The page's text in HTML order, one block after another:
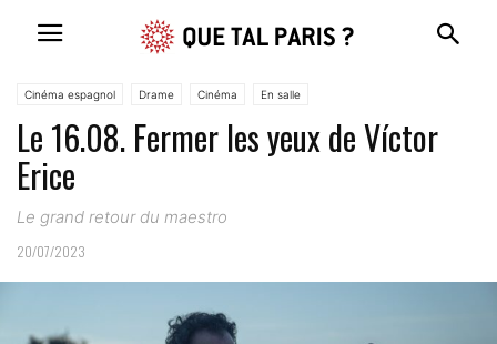
Cinéma espagnol Drame Cinéma En salle
Le 16.08. Fermer les yeux de Víctor
Erice
Le grand retour du maestro
20/07/2023